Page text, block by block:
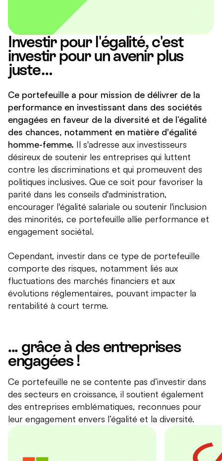
Investir pour l'égalité, c'est
investir pour un avenir plus
juste…
Ce portefeuille a pour mission de délivrer de la
performance en investissant dans des sociétés
engagées en faveur de la diversité et de l’égalité
des chances, notamment en matière d'égalité
homme-femme. Il s'adresse aux investisseurs
désireux de soutenir les entreprises qui luttent
contre les discriminations et qui promeuvent des
politiques inclusives. Que ce soit pour favoriser la
parité dans les conseils d'administration,
encourager l'égalité salariale ou soutenir l'inclusion
des minorités, ce portefeuille allie performance et
engagement sociétal.
Cependant, investir dans ce type de portefeuille
comporte des risques, notamment liés aux
fluctuations des marchés financiers et aux
évolutions réglementaires, pouvant impacter la
rentabilité à court terme.
... grâce à des entreprises
engagées !
Ce portefeuille ne se contente pas d’investir dans
des secteurs en croissance, il soutient également
des entreprises emblématiques, reconnues pour
leur engagement envers l’égalité et la diversité.